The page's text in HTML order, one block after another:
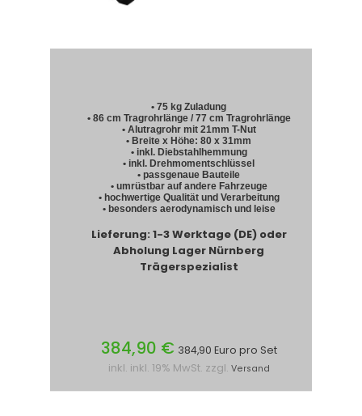
• 75 kg Zuladung
• 86 cm Tragrohrlänge / 77 cm Tragrohrlänge
• Alutragrohr mit 21mm T-Nut
• Breite x Höhe: 80 x 31mm
• inkl. Diebstahlhemmung
• inkl. Drehmomentschlüssel
• passgenaue Bauteile
• umrüstbar auf andere Fahrzeuge
• hochwertige Qualität und Verarbeitung
• besonders aerodynamisch und leise
Lieferung: 1-3 Werktage (DE) oder
Abholung Lager Nürnberg
Trägerspezialist
384,90 € 384,90 Euro pro Set
inkl. inkl. 19% MwSt. zzgl. Versand